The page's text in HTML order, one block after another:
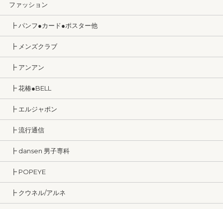
ファッション
┣ パンフ●カード●ポスター他
┣ メンズクラブ
┣ アンアン
┣ 花椿●BELL
┣ エルジャポン
┣ 流行通信
┣ dansen 男子専科
┣ POPEYE
┣ クウネル/アルネ